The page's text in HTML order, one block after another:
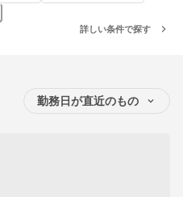
詳しい条件で探す
勤務日が直近のもの